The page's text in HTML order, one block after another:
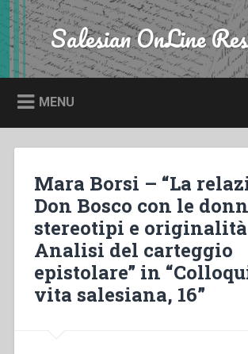
Skip
to
content
Search Salesian OnLine
MENU
Mara Borsi – “La
Don Bosco con le
stereotipi e
Analisi del carteggio
epistolare” in
vita salesiana, 16”